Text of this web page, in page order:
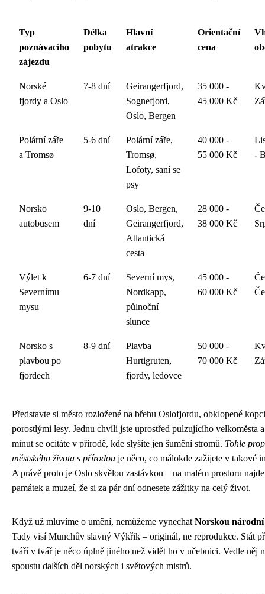
Typ
poznávacího
zájezdu
Délka
pobytu
Hlavní
atrakce
Orientační
cena
Norské
fjordy a Oslo
7-8 dní
Geirangerfjord,
Sognefjord,
Oslo, Bergen
35 000 -
45 000 Kč
Polární záře
a Tromsø
5-6 dní
Polární záře,
Tromsø,
Lofoty, saní se
psy
40 000 -
55 000 Kč
-
Norsko
autobusem
9-10
dní
Oslo, Bergen,
Geirangerfjord,
Atlantická
cesta
28 000 -
38 000 Kč
Výlet k
Severnímu
mysu
6-7 dní
Severní mys,
Nordkapp,
půlnoční
slunce
45 000 -
60 000 Kč
Norsko s
plavbou po
fjordech
8-9 dní
Plavba
Hurtigruten,
fjordy, ledovce
50 000 -
70 000 Kč
Představte si město rozložené na břehu Oslofjordu, obklopené kopci
porostlými lesy. Jednu chvíli jste uprostřed pulzujícího velkoměsta
minut se ocitáte v přírodě, kde slyšíte jen šumění stromů. Tohle
městského života s přírodou je něco, co málokde zažijete v takové
A právě proto je Oslo skvělou zastávkou – na malém prostoru
památek a muzeí, že si za pár dní odnesete zážitky na celý život.
Když už mluvíme o umění, nemůžeme vynechat Norskou
Tady visí Munchův slavný Výkřik – originál, ne reprodukce. Stát
tváří v tvář je něco úplně jiného než vidět ho v učebnici. Vedle něj
spoustu dalších děl norských i světových mistrů.